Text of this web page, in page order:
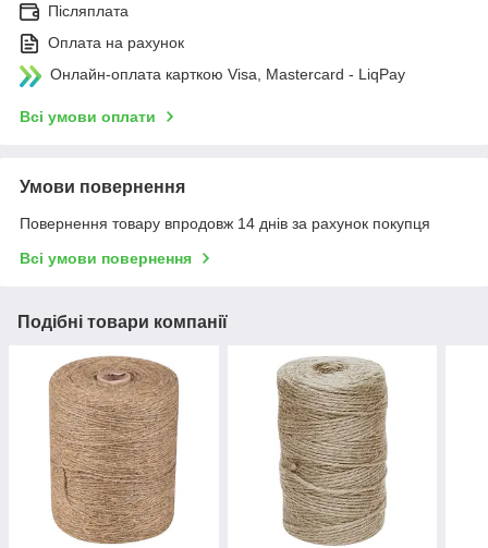
Післяплата
Оплата на рахунок
Онлайн-оплата карткою Visa, Mastercard - LiqPay
Всі умови оплати
Умови повернення
Повернення товару впродовж 14 днів за рахунок покупця
Всі умови повернення
Подібні товари компанії